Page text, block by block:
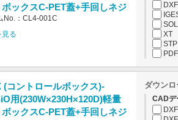
ボックスC-PET蓋+手回しネジ
No.：CL4-001C
見る
DXF
XT
STP
PDF
(コントロールボックス)-
用(230W×230H×120D)軽量
ボックスC-PET蓋+手回しネジ
ダウンロ
CADデ
DXF